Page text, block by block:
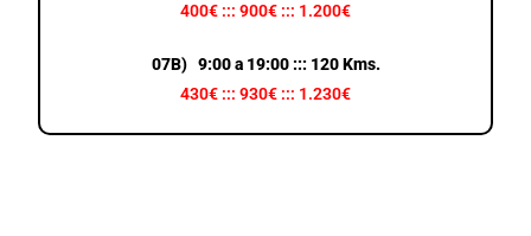
400€ ::: 900€ ::: 1.200€
07B) 9:00 a 19:00 ::: 120 Kms.
430€ ::: 930€ ::: 1.230€